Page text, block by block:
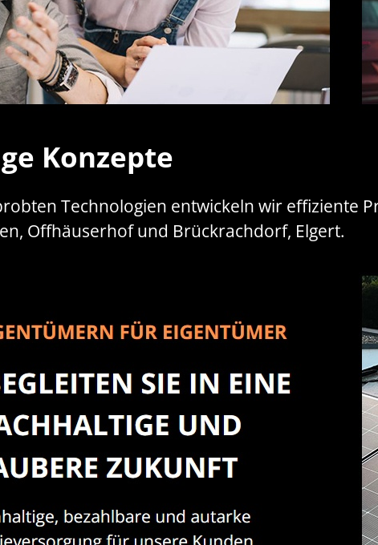
Konzepte
Technologien entwickeln wir effiziente
Offhäuserhof und Brückrachdorf, Elgert.